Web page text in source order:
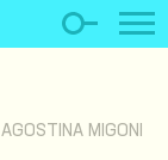
AGOSTINA MIGONI